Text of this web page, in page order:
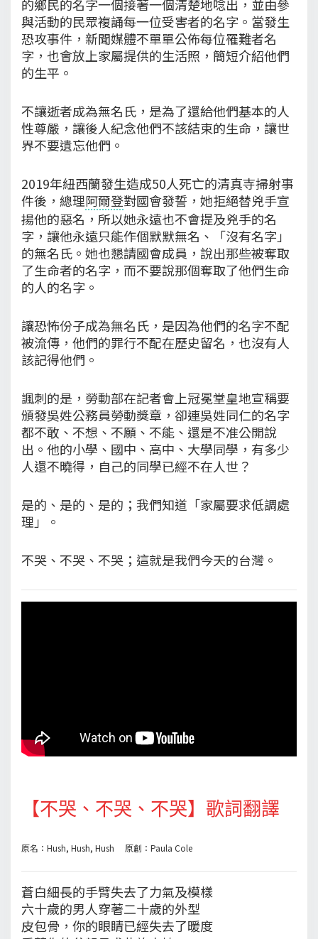
的鄉民的名字一個接著一個清楚地唸出，並由參
與活動的民眾複誦每一位受害者的名字。當發生
恐攻事件，新聞媒體不單單公佈每位罹難者名
字，也會放上家屬提供的生活照，簡短介紹他們
的生平。
不讓逝者成為無名氏，是為了還給他們基本的人
性尊嚴，讓後人紀念他們不該結束的生命，讓世
界不要遺忘他們。
2019年紐西蘭發生造成50人死亡的清真寺掃射事
件後，總理阿爾登對國會發誓，她拒絕替兇手宣
揚他的惡名，所以她永遠也不會提及兇手的名
字，讓他永遠只能作個默默無名、「沒有名字」
的無名氏。她也懇請國會成員，說出那些被奪取
了生命者的名字，而不要說那個奪取了他們生命
的人的名字。
讓恐怖份子成為無名氏，是因為他們的名字不配
被流傳，他們的罪行不配在歷史留名，也沒有人
該記得他們。
諷刺的是，勞動部在記者會上冠冕堂皇地宣稱要
頒發吳姓公務員勞動獎章，卻連吳姓同仁的名字
都不敢、不想、不願、不能、還是不准公開說
出。他的小學、國中、高中、大學同學，有多少
人還不曉得，自己的同學已經不在人世？
是的、是的、是的；我們知道「家屬要求低調處
理」。
不哭、不哭、不哭；這就是我們今天的台灣。
【不哭、不哭、不哭】歌詞翻譯
原名：Hush, Hush, Hush 原創：Paula Cole
蒼白細長的手臂失去了力氣及模樣
六十歲的男人穿著二十歲的外型
皮包骨，你的眼睛已經失去了暖度